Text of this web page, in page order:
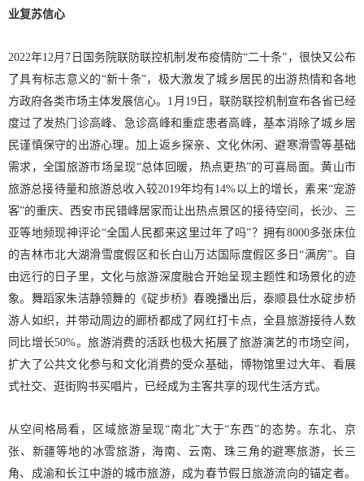
业复苏信心
2022年12月7日国务院联防联控机制发布疫情防“二十条”，很快又公布
了具有标志意义的“新十条”，极大激发了城乡居民的出游热情和各地
方政府各类市场主体发展信心。1月19日，联防联控机制宣布各省已经
度过了发热门诊高峰、急诊高峰和重症患者高峰，基本消除了城乡居
民谨慎保守的出游心理。加上返乡探亲、文化休闲、避寒滑雪等基础
需求，全国旅游市场呈现“总体回暖，热点更热”的可喜局面。黄山市
旅游总接待量和旅游总收入较2019年均有14%以上的增长，素来“宠游
客”的重庆、西安市民错峰居家而让出热点景区的接待空间，长沙、三
亚等地频现神评论“全国人民都来这里过年了吗”？拥有8000多张床位
的吉林市北大湖滑雪度假区和长白山万达国际度假区多日“满房”。自
由远行的日子里，文化与旅游深度融合开始呈现主题性和场景化的迹
象。舞蹈家朱洁静领舞的《碇步桥》春晚播出后，泰顺县仕水碇步桥
游人如织，并带动周边的廊桥都成了网红打卡点，全县旅游接待人数
同比增长50%。旅游消费的活跃也极大拓展了旅游演艺的市场空间，
扩大了公共文化参与和文化消费的受众基础，博物馆里过大年、看展
式社交、逛街购书买唱片，已经成为主客共享的现代生活方式。
从空间格局看，区域旅游呈现“南北”大于“东西”的态势。东北、京
张、新疆等地的冰雪旅游，海南、云南、珠三角的避寒旅游，长三
角、成渝和长江中游的城市旅游，成为春节假日旅游流向的锚定者。